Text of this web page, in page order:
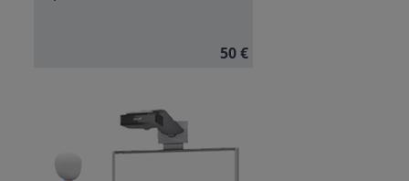
50 €